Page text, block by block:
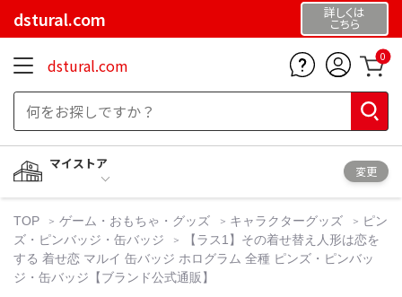
dstural.com 詳しくは
こちら
dstural.com 0
マイストア
変更
TOP ゲーム・おもちゃ・グッズ キャラクターグッズ
ピン
ズ・ピンバッジ・缶バッジ
【ラス1】その着せ替え人形は恋を
する 着せ恋 マルイ 缶バッジ ホログラム 全種 ピンズ・ピンバッ
ジ・缶バッジ【ブランド公式通販】